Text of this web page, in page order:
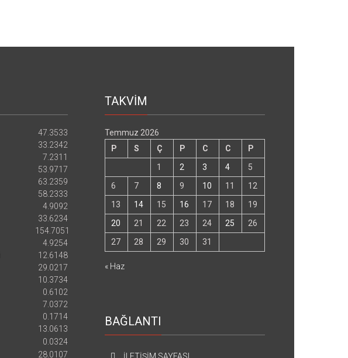
47.3533
33.2342
7.2311
53.9717
63.2359
58.2333
4.9092
33.6234
154.7051
4.9254
12.6148
29.0217
10.3734
0.6102
7.0372
0.1714
13.0613
0.0324
28.0107
TAKVİM
Temmuz 2026
P
S Ç P C C
P
1
2 3 4
5
6
7 8 9 10 11
12
13
14 15 16 17 18
19
20
21 22 23 24 25
26
27
28 29 30 31
« Haz
BAĞLANTI